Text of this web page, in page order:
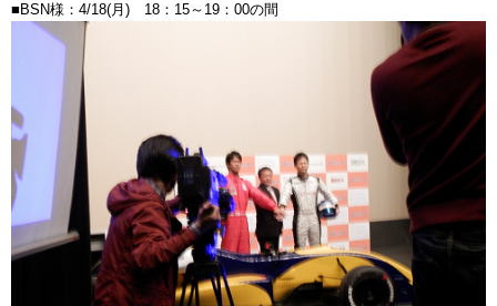
■BSN様：4/18(月) 18：15～19：00の間